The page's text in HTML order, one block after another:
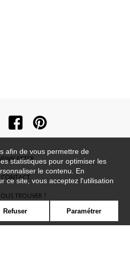
CONTACT
TROUVER ?
CONTRACT
afin de vous permettre de
statistiques pour optimiser les
le contenu. En
ce site, vous acceptez l'utilisation
Refuser Paramétrer